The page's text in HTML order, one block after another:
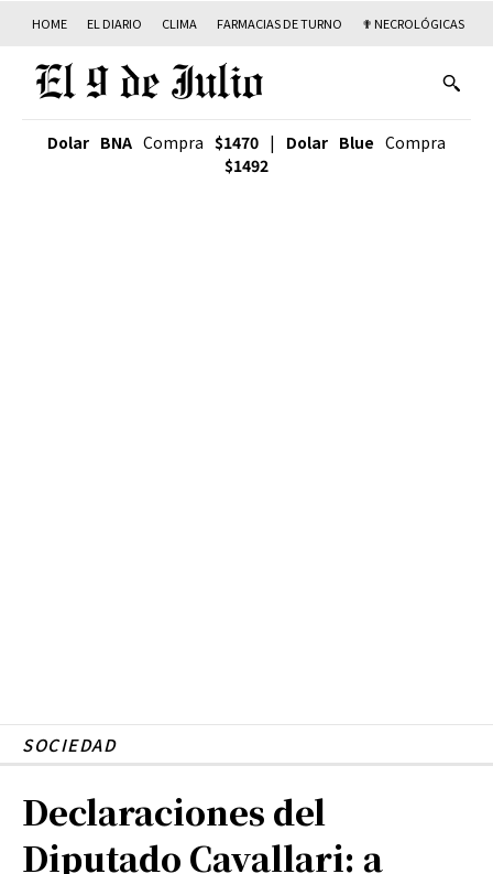
HOME EL DIARIO CLIMA FARMACIAS DE TURNO ✟ NECROLÓGICAS
Dolar BNA Compra $1470 | Dolar Blue Compra
$1492
SOCIEDAD
Declaraciones del
Diputado Cavallari: a